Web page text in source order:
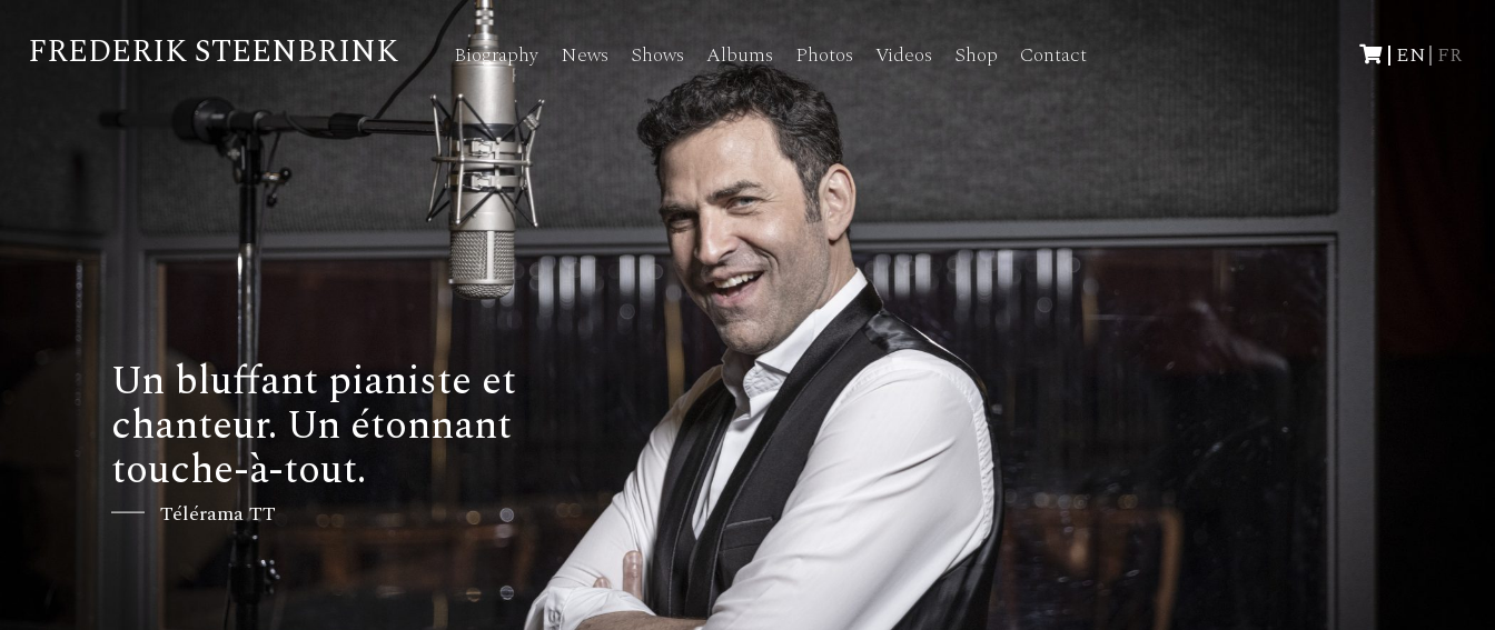
Un bluffant pianiste et
chanteur. Un étonnant
touche-à-tout.
Télérama TT
FREDERIK STEENBRINK Biography News Shows Albums Photos Videos Shop Contact EN FR